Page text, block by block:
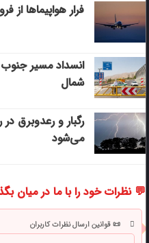
فرار هواپیماها از
انسداد مسیر جنوب
شمال
رگبار و رعدوبرق
می‌شود
💬 نظرات خود را با ما در میان
📜 قوانین ارسال نظرات کاربران